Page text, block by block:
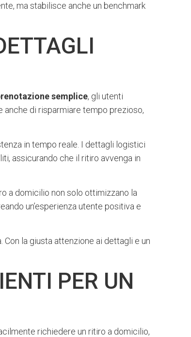
ma stabilisce anche un benchmark
semplice, gli utenti
anche di risparmiare tempo prezioso,
in tempo reale. I dettagli logistici
assicurando che il ritiro avvenga in
a domicilio non solo ottimizzano la
un’esperienza utente positiva e
la giusta attenzione ai dettagli e un
PER UN
richiedere un ritiro a domicilio,